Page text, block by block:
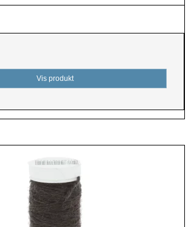
Vis produkt